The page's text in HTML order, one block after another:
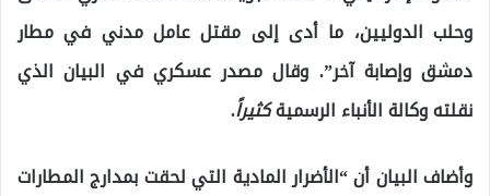
وحلب الدوليين، ما أدى إلى مقتل عامل مدني في مطار
دمشق وإصابة آخر”. وقال مصدر عسكري في البيان الذي
نقلته وكالة الأنباء الرسميةكثيراً.
وأضاف البيان أن “الأضرار المادية التي لحقت بمدارج المطارات